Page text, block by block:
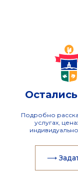
Подробно
услугах,
⟶